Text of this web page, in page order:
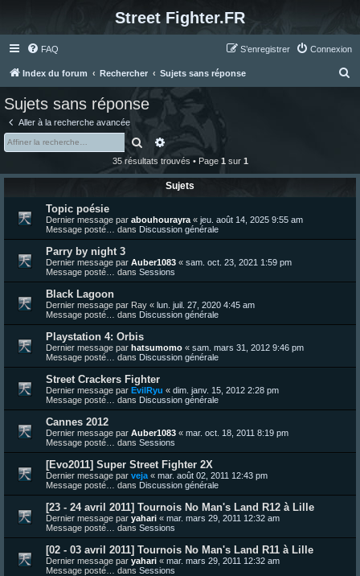
Street Fighter.FR
FAQ Connexion
S’enregistrer
Index du forum Rechercher Sujets sans réponse
Sujets sans réponse
Aller à la recherche avancée
RechercherRecherche avancée
35 résultats trouvés • Page 1 sur 1
Sujets
Topic poésie
Dernier message par abouhourayra « jeu. août 14, 2025 9:55 am
Message posté… dans Discussion générale
Parry by night 3
Dernier message par Auber1083 « sam. oct. 23, 2021 1:59 pm
Message posté… dans Sessions
Black Lagoon
Dernier message par Ray « lun. juil. 27, 2020 4:45 am
Message posté… dans Discussion générale
Playstation 4: Orbis
Dernier message par hatsumomo « sam. mars 31, 2012 9:46 pm
Message posté… dans Discussion générale
Street Crackers Fighter
Dernier message par EvilRyu « dim. janv. 15, 2012 2:28 pm
Message posté… dans Discussion générale
Cannes 2012
Dernier message par Auber1083 « mar. oct. 18, 2011 8:19 pm
Message posté… dans Sessions
[Evo2011] Super Street Fighter 2X
Dernier message par veja « mar. août 02, 2011 12:43 pm
Message posté… dans Discussion générale
[23 - 24 avril 2011] Tournois No Man's Land R12 à Lille
Dernier message par yahari « mar. mars 29, 2011 12:32 am
Message posté… dans Sessions
[02 - 03 avril 2011] Tournois No Man's Land R11 à Lille
Dernier message par yahari « mar. mars 29, 2011 12:32 am
Message posté… dans Sessions